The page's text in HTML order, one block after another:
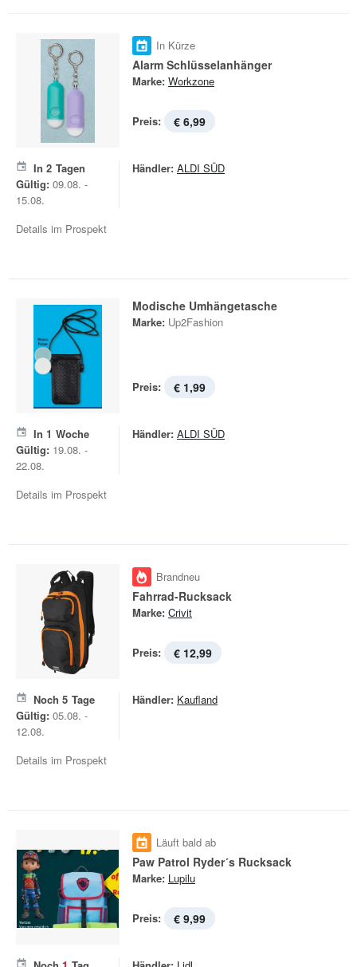
In Kürze
Alarm Schlüsselanhänger
Marke: Workzone
Preis: € 6,99
In 2 Tagen
Gültig: 09.08. -
15.08.
Händler: ALDI SÜD
Details im Prospekt
Modische Umhängetasche
Marke: Up2Fashion
Preis: € 1,99
In 1 Woche
Gültig: 19.08. -
22.08.
Händler: ALDI SÜD
Details im Prospekt
Brandneu
Fahrrad-Rucksack
Marke: Crivit
Preis: € 12,99
Noch 5 Tage
Gültig: 05.08. -
12.08.
Händler: Kaufland
Details im Prospekt
Läuft bald ab
Paw Patrol Ryder´s Rucksack
Marke: Lupilu
Preis: € 9,99